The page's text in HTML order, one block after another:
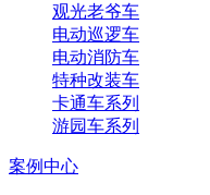
观光老爷车
电动巡逻车
电动消防车
特种改装车
卡通车系列
游园车系列
案例中心